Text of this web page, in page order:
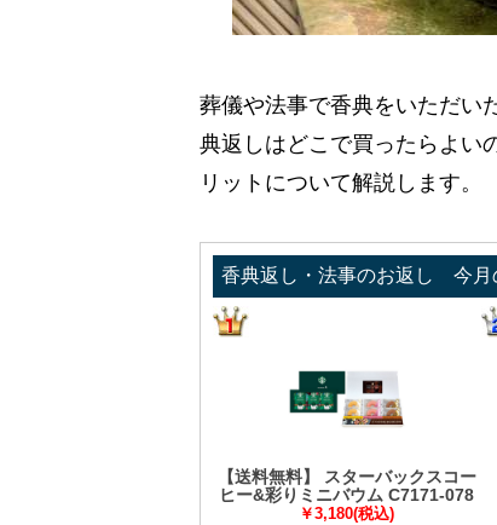
葬儀や法事で香典をいただい
典返しはどこで買ったらよい
リットについて解説します。
香典返し・法事のお返し 今月
【送料無料】 スターバックスコー
ヒー&彩りミニバウム C7171-078
￥3,180(税込)